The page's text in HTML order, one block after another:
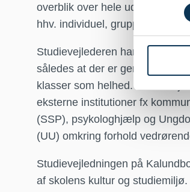
overblik over hele
hhv. individuel, gruppevis og
Studievejlederen har kontakt til
således at der er gensidig
klasser som helhed.
eksterne institutioner fx
(SSP), psykologhjælp og
(UU) omkring forhold
Studievejledningen på
af skolens kultur og studiemiljø.